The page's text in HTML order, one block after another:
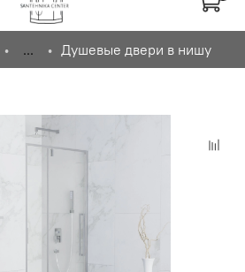
... Душевые двери в нишу